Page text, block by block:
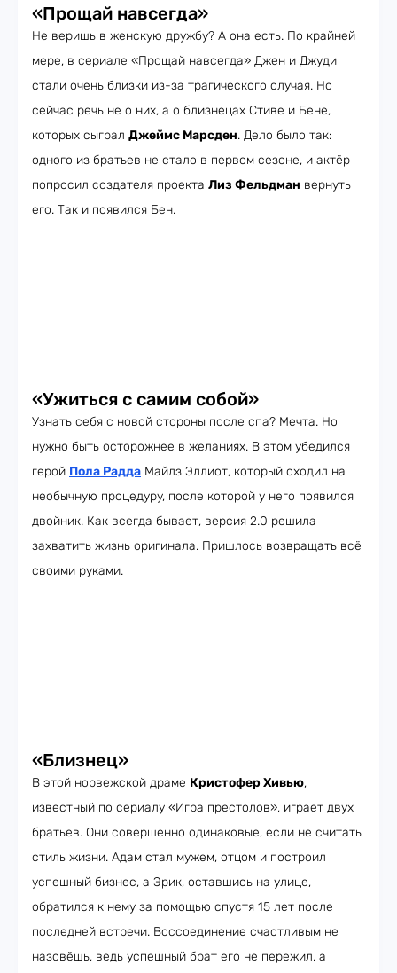
«Прощай навсегда»
Не веришь в женскую дружбу? А она есть. По крайней
мере, в сериале «Прощай навсегда» Джен и Джуди
стали очень близки из-за трагического случая. Но
сейчас речь не о них, а о близнецах Стиве и Бене,
которых сыграл Джеймс Марсден. Дело было так:
одного из братьев не стало в первом сезоне, и актёр
попросил создателя проекта Лиз Фельдман вернуть
его. Так и появился Бен.
«Ужиться с самим собой»
Узнать себя с новой стороны после спа? Мечта. Но
нужно быть осторожнее в желаниях. В этом убедился
герой Пола Радда Майлз Эллиот, который сходил на
необычную процедуру, после которой у него появился
двойник. Как всегда бывает, версия 2.0 решила
захватить жизнь оригинала. Пришлось возвращать всё
своими руками.
«Близнец»
В этой норвежской драме Кристофер Хивью,
известный по сериалу «Игра престолов», играет двух
братьев. Они совершенно одинаковые, если не считать
стиль жизни. Адам стал мужем, отцом и построил
успешный бизнес, а Эрик, оставшись на улице,
обратился к нему за помощью спустя 15 лет после
последней встречи. Воссоединение счастливым не
назовёшь, ведь успешный брат его не пережил, а